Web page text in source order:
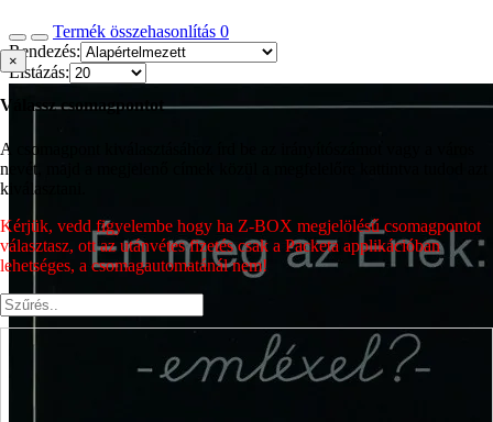
Termék összehasonlítás 0
Rendezés:
Listázás:
×
Válassz csomagpontot
A csomagpont kiválasztásához írd be az irányítószámot vagy a város
nevét, majd a megjelenő címek közül a megfelelőre kattintva tudod azt
kiválasztani.
Kérjük, vedd figyelembe hogy ha Z-BOX megjelölésű csomagpontot
választasz, ott az utánvétes fizetés csak a Packeta applikációban
lehetséges, a csomagautomatánál nem!